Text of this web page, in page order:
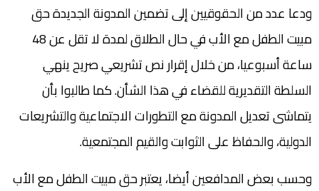
‎ودعا عدد من الحقوقيين إلى تضمين المدونة الجديدة حق
مبيت الطفل مع الأب في حال الطلاق لمدة لا تقل عن 48
ساعة أسبوعيا، من خلال إقرار نص تشريعي صريح ينهي
السلطة التقديرية للقضاء في هذا الشأن. كما طالبوا بأن
يتماشى تعديل المدونة مع التطورات الاجتماعية والتشريعات
الدولية، والحفاظ على الثوابت والقيم المجتمعية.
‎وحسب بعض المدافعين أيضا، يعتبر حق مبيت الطفل مع الأب